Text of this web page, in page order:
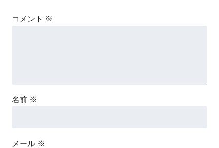
コメント ※
名前 ※
メール ※